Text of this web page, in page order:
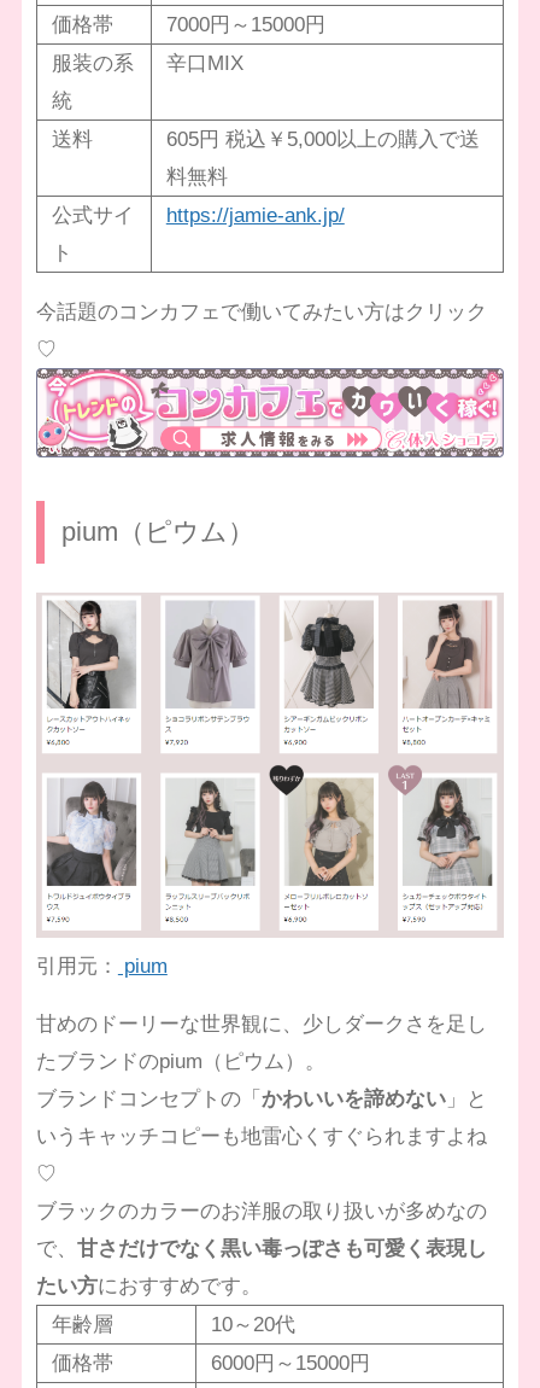
価格帯
7000円～15000円
服装の系
統
辛口MIX
送料
605円 税込￥5,000以上の購入で送
料無料
公式サイ
ト
https://jamie-ank.jp/
今話題のコンカフェで働いてみたい方はクリック
♡
pium（ピウム）
引用元： pium
甘めのドーリーな世界観に、少しダークさを足し
たブランドのpium（ピウム）。
ブランドコンセプトの「 かわいいを諦めない」と
いうキャッチコピーも地雷心くすぐられますよね
♡
ブラックのカラーのお洋服の取り扱いが多めなの
で、 甘さだけでなく黒い毒っぽさも可愛く表現し
たい方におすすめです。
年齢層
10～20代
価格帯
6000円～15000円